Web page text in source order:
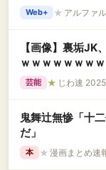
い」
Web+ ★ アルファ
【画像】裏垢
ｗｗｗｗｗｗｗ
芸能 ★ じわ速
鬼舞辻無惨「十
だ」
本 ★ 漫画まとめ